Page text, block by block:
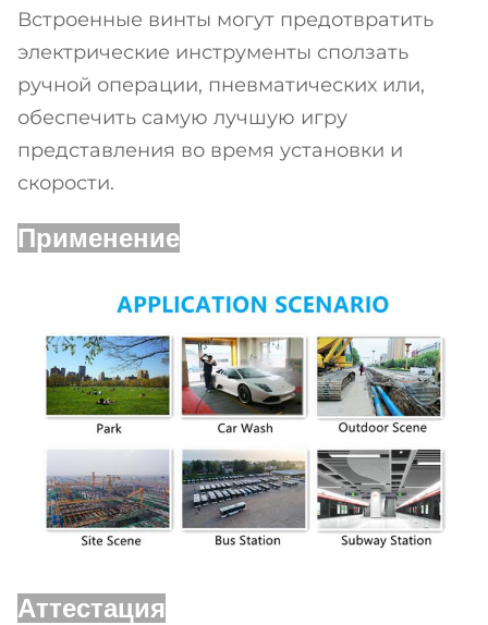
Встроенные винты могут предотвратить
электрические инструменты сползать
ручной операции, пневматических или,
обеспечить самую лучшую игру
представления во время установки и
скорости.
Применение
Аттестация